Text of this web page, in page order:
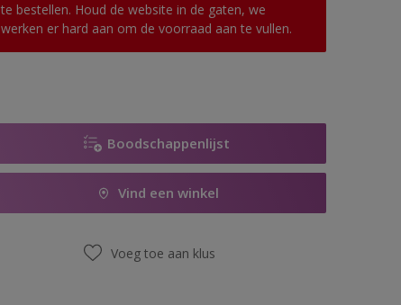
te bestellen. Houd de website in de gaten, we
werken er hard aan om de voorraad aan te vullen.
Boodschappenlijst
Vind een winkel
Voeg toe aan klus